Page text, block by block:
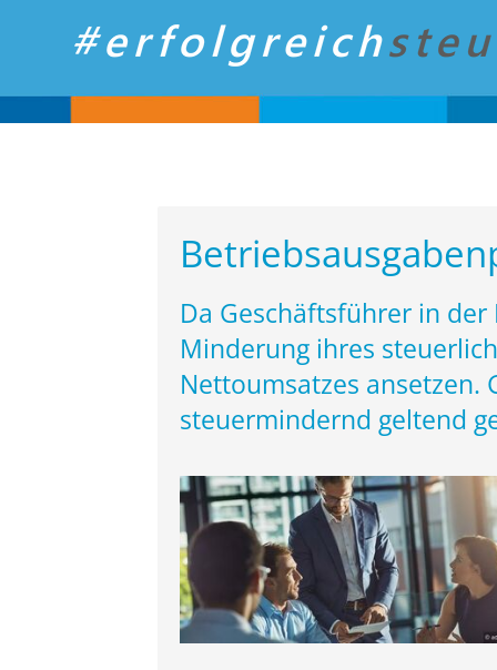
Da Geschäftsführer in
Minderung ihres
Nettoumsatzes ansetzen.
steuermindernd geltend